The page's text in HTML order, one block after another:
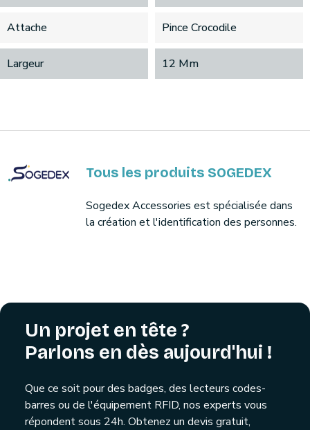
Attache Pince Crocodile
Largeur 12 Mm
Tous les produits SOGEDEX
Sogedex Accessories est spécialisée dans
la création et l'identification des personnes.
Un projet en tête ?
Parlons en dès aujourd'hui !
Que ce soit pour des badges, des lecteurs codes-
barres ou de l'équipement RFID, nos experts vous
répondent sous 24h. Obtenez un devis gratuit,